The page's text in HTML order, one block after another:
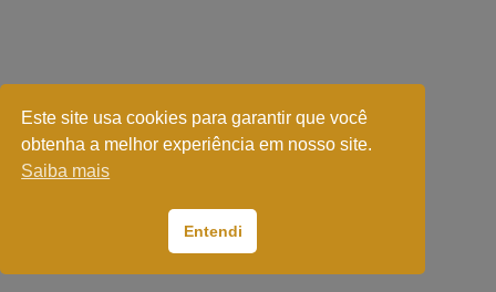
Este site usa cookies para garantir que você
obtenha a melhor experiência em nosso site.
Saiba mais
Entendi